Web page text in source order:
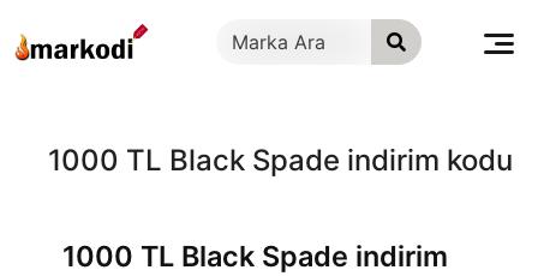
geç
1000 TL Black Spade indirim kodu
1000 TL Black Spade indirim